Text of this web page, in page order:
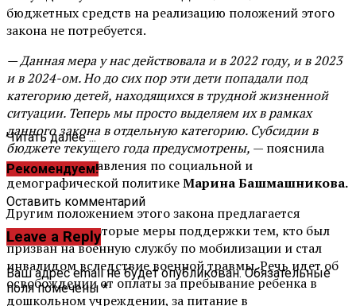
бюджетных средств на реализацию положений этого
закона не потребуется.
— Данная мера у нас действовала и в 2022 году, и в 2023
и в 2024-ом. Но до сих пор эти дети попадали под
категорию детей, находящихся в трудной жизненной
ситуации. Теперь мы просто выделяем их в рамках
данного закона в отдельную категорию. Субсидии в
бюджете текущего года предусмотрены, — пояснила
начальник управления по социальной и
демографической политикеМарина Башмашникова.
Другим положением этого закона предлагается
сохранить некоторые меры поддержки тем, кто был
призван на военную службу по мобилизации и стал
инвалидом вследствие военной травмы. Речь идет об
освобождении от оплаты за пребывание ребенка в
дошкольном учреждении, за питание в
Читать далее ...
Рекомендуем!
Оставить комментарий
Leave a Reply
Ваш адрес email не будет опубликован. Обязательные
поля помечены*